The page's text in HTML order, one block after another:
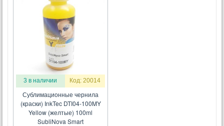
3 в наличии Код: 20014
Сублимационные чернила
(краски) InkTec DTI04-100MY
Yellow (желтые) 100ml
SubliNova Smart